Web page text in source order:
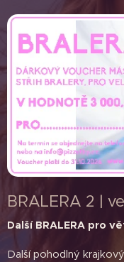
BRALERA 2 |
Další BRALERA pro
Další pohodlný